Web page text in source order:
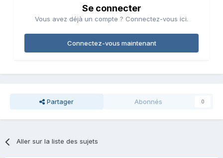
Se connecter
Vous avez déjà un compte ? Connectez-vous ici.
Connectez-vous maintenant
Partager Abonnés 0
Aller sur la liste des sujets